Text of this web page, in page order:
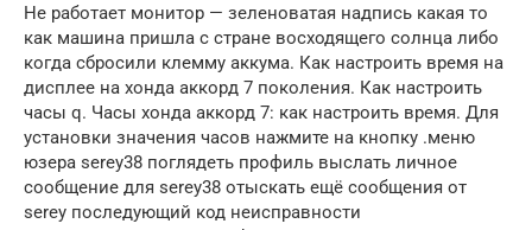
Не работает монитор — зеленоватая надпись какая то
как машина пришла с стране восходящего солнца либо
когда сбросили клемму аккума. Как настроить время на
дисплее на хонда аккорд 7 поколения. Как настроить
часы q. Часы хонда аккорд 7: как настроить время. Для
установки значения часов нажмите на кнопку .меню
юзера serey38 поглядеть профиль выслать личное
сообщение для serey38 отыскать ещё сообщения от
serey последующий код неисправности